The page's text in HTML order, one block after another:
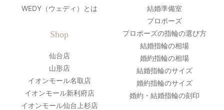
WEDY（ウェディ）とは
Shop
仙台店
山形店
イオンモール名取店
イオンモール新利府店
イオンモール仙台上杉店
結婚準備室
プロポーズ
プロポーズの指輪の選び方
結婚指輪の相場
婚約指輪の相場
結婚指輪のサイズ
婚約指輪のサイズ
婚約・結婚指輪の刻印